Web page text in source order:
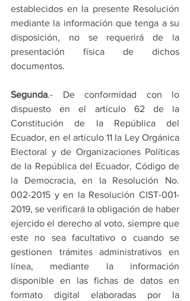
establecidos en la presente Resolución
mediante la información que tenga a su
disposición, no se requerirá de la
presentación física de dichos
documentos.
Segunda.- De conformidad con lo
dispuesto en el artículo 62 de la
Constitución de la República del
Ecuador, en el artículo 11 la Ley Orgánica
Electoral y de Organizaciones Políticas
de la República del Ecuador, Código de
la Democracia, en la Resolución No.
002-2015 y en la Resolución CIST-001-
2019, se verificará la obligación de haber
ejercido el derecho al voto, siempre que
este no sea facultativo o cuando se
gestionen trámites administrativos en
línea, mediante la información
disponible en las fichas de datos en
formato digital elaboradas por la